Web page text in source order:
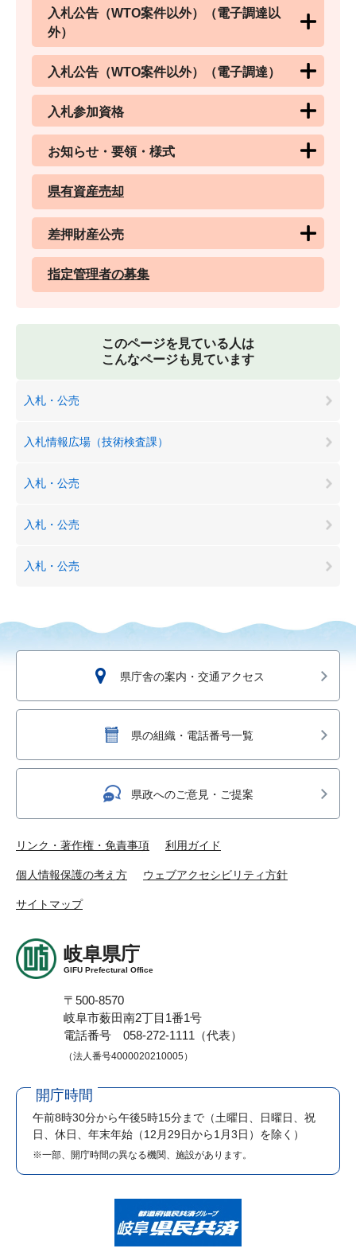
入札公告（WTO案件以外）（電子調達以
外）
入札公告（WTO案件以外）（電子調達）
入札参加資格
お知らせ・要領・様式
県有資産売却
差押財産公売
指定管理者の募集
このページを見ている人は
こんなページも見ています
入札・公売
入札情報広場（技術検査課）
入札・公売
入札・公売
入札・公売
県庁舎の案内・交通アクセス
県の組織・電話番号一覧
県政へのご意見・ご提案
リンク・著作権・免責事項 利用ガイド
個人情報保護の考え方 ウェブアクセシビリティ方針
サイトマップ
岐阜県庁
GIFU Prefectural Office
〒500-8570
岐阜市薮田南2丁目1番1号
電話番号 058-272-1111（代表）
（法人番号4000020210005）
開庁時間
午前8時30分から午後5時15分まで （土曜日、日曜日、祝
日、休日、年末年始（12月29日から1月3日）を除く）
※一部、開庁時間の異なる機関、施設があります。